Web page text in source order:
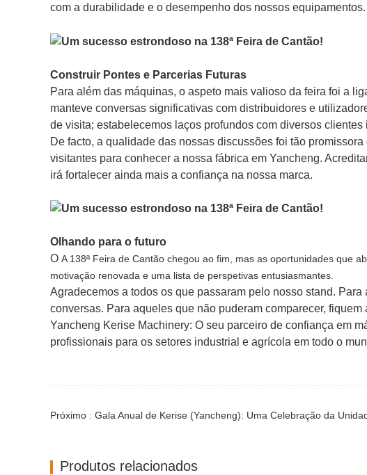
com a durabilidade e o desempenho dos nossos equipamentos.
Construir Pontes e Parcerias Futuras
Para além das máquinas, o aspeto mais valioso da feira foi a
manteve conversas significativas com distribuidores e
de visita; estabelecemos laços profundos com diversos clientes
De facto, a qualidade das nossas discussões foi tão
visitantes para conhecer a nossa fábrica em Yancheng.
irá fortalecer ainda mais a confiança na nossa marca.
Olhando para o futuro
O A 138ª Feira de Cantão chegou ao fim, mas as oportunidades que
motivação renovada e uma lista de perspetivas entusiasmantes.
Agradecemos a todos os que passaram pelo nosso stand.
conversas. Para aqueles que não puderam comparecer,
Yancheng Kerise Machinery: O seu parceiro de confiança em
profissionais para os setores industrial e agrícola em todo o
Próximo : Gala Anual de Kerise (Yancheng): Uma Celebração da
Produtos relacionados